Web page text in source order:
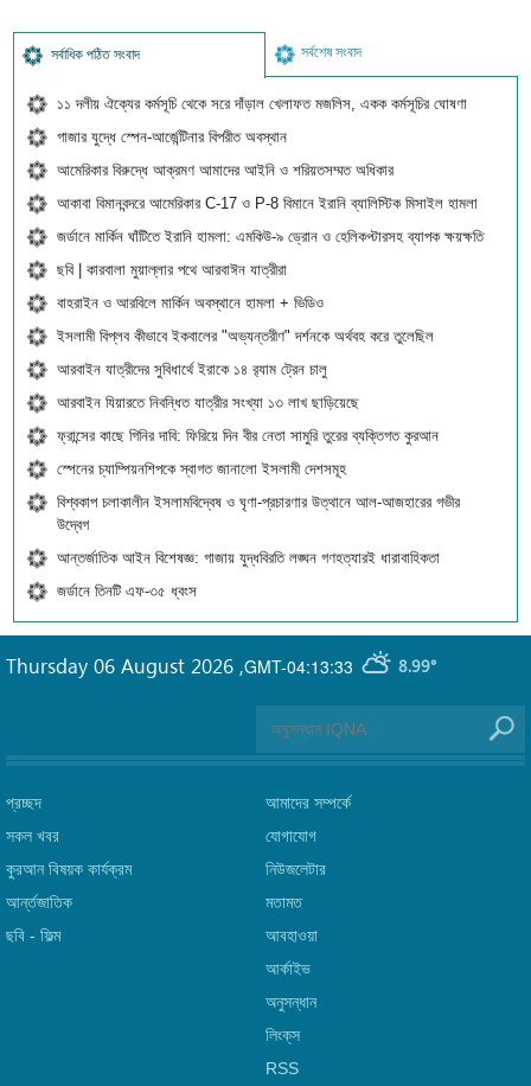
সর্বাধিক পঠিত সংবাদ সর্বশেষ সংবাদ
১১ দলীয় ঐক্যের কর্মসূচি থেকে সরে দাঁড়াল খেলাফত মজলিস, একক কর্মসূচির ঘোষণা
গাজার যুদ্ধে স্পেন-আর্জেন্টিনার বিপরীত অবস্থান
আমেরিকার বিরুদ্ধে আক্রমণ আমাদের আইনি ও শরিয়তসম্মত অধিকার
আকাবা বিমানবন্দরে আমেরিকার C-17 ও P-8 বিমানে ইরানি ব্যালিস্টিক মিসাইল হামলা
জর্ডানে মার্কিন ঘাঁটিতে ইরানি হামলা: এমকিউ-৯ ড্রোন ও হেলিকপ্টারসহ ব্যাপক ক্ষয়ক্ষতি
ছবি | কারবালা মুয়াল্লার পথে আরবাঈন যাত্রীরা
বাহরাইন ও আরবিলে মার্কিন অবস্থানে হামলা + ভিডিও
ইসলামী বিপ্লব কীভাবে ইকবালের "অভ্যন্তরীণ" দর্শনকে অর্থবহ করে তুলেছিল
আরবাইন যাত্রীদের সুবিধার্থে ইরাকে ১৪ র‍্যাম ট্রেন চালু
আরবাইন যিয়ারতে নিবন্ধিত যাত্রীর সংখ্যা ১৩ লাখ ছাড়িয়েছে
ফ্রান্সের কাছে গিনির দাবি: ফিরিয়ে দিন বীর নেতা সামুরি তুরের ব্যক্তিগত কুরআন
স্পেনের চ্যাম্পিয়নশিপকে স্বাগত জানালো ইসলামী দেশসমূহ
বিশ্বকাপ চলাকালীন ইসলামবিদ্বেষ ও ঘৃণা-প্রচারণার উত্থানে আল-আজহারের গভীর
উদ্বেগ
আন্তর্জাতিক আইন বিশেষজ্ঞ: গাজায় যুদ্ধবিরতি লঙ্ঘন গণহত্যারই ধারাবাহিকতা
জর্ডানে তিনটি এফ-৩৫ ধ্বংস
GMT-04:13:33 8.99°
Thursday 06 August 2026 ,
প্রচ্ছদ
সকল খবর
কুরআন বিষয়ক কার্যক্রম
আর্ন্তজাতিক
ছবি‎ - ফিল্ম
আমাদের সম্পর্কে
যোগাযোগ
নিউজলেটার
মতামত
আবহাওয়া
আর্কাইভ
অনুসন্ধান
লিংক্‌স
RSS